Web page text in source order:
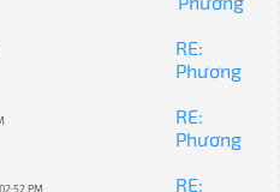
RE:
Phương
RE:
Phương
RE: